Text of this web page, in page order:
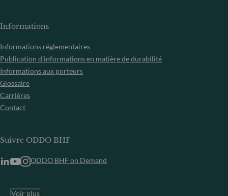
Informations
Informations réglementaires
Publication d’informations en matière de durabilité
Informations aux porteurs
Glossaire
Carrières
Contact
Suivre ODDO BHF
ODDO BHF on Demand
Voir plus